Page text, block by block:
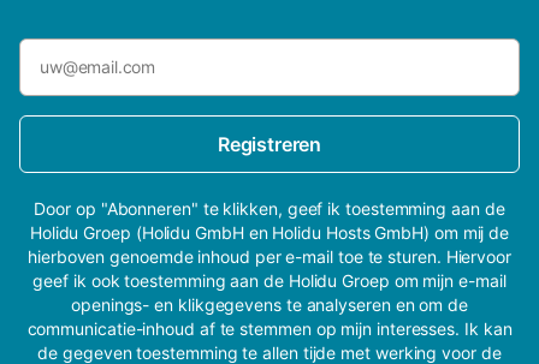
Registreren
Door op "Abonneren" te klikken, geef ik toestemming aan de
Holidu Groep (Holidu GmbH en Holidu Hosts GmbH) om mij de
hierboven genoemde inhoud per e-mail toe te sturen. Hiervoor
geef ik ook toestemming aan de Holidu Groep om mijn e-mail
openings- en klikgegevens te analyseren en om de
communicatie-inhoud af te stemmen op mijn interesses. Ik kan
de gegeven toestemming te allen tijde met werking voor de